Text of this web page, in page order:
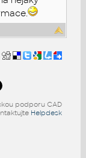
podporu CAD
Helpdesk